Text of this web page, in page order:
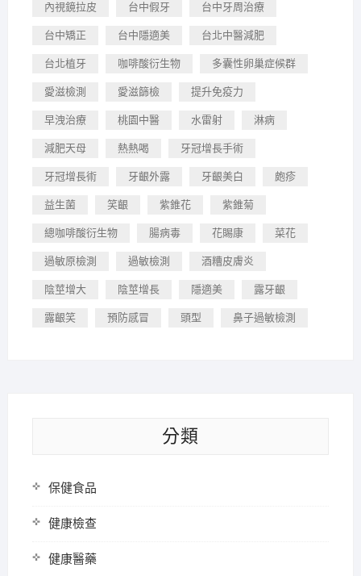
內視鏡拉皮 台中假牙 台中牙周治療
台中矯正 台中隱適美 台北中醫減肥
台北植牙 咖啡酸衍生物 多囊性卵巢症候群
愛滋檢測 愛滋篩檢 提升免疫力
早洩治療 桃園中醫 水雷射 淋病
減肥天母 熱熱喝 牙冠增長手術
牙冠增長術 牙齦外露 牙齦美白 皰疹
益生菌 笑齦 紫錐花 紫錐菊
總咖啡酸衍生物 腸病毒 花賜康 菜花
過敏原檢測 過敏檢測 酒糟皮膚炎
陰莖增大 陰莖增長 隱適美 露牙齦
露齦笑 預防感冒 頭型 鼻子過敏檢測
分類
保健食品
健康檢查
健康醫藥